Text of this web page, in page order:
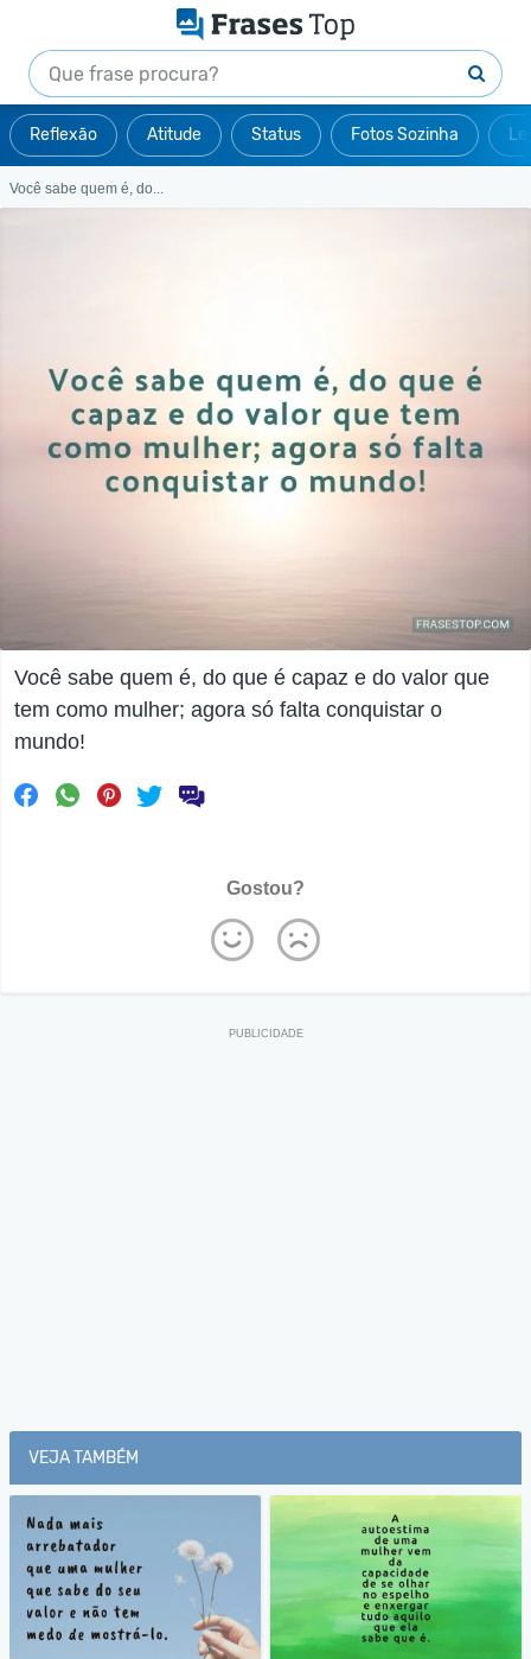
Reflexão Atitude Status Fotos Sozinha
Você sabe quem é, do...
Você sabe quem é, do que é capaz e do valor que
tem como mulher; agora só falta conquistar o
mundo!
Gostou?
VEJA TAMBÉM